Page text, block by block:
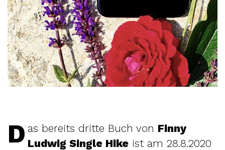
D as bereits dritte Buch von Finny
Ludwig Single Hike ist am 28.8.2020